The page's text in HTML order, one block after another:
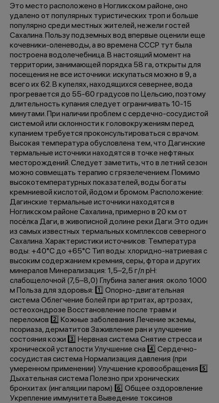
Это место расположено в Ногликском районе, оно
удалено от популярных туристических троп и больше
популярно среди местных жителей, нежели гостей
Сахалина. Пользу подземных вод впервые оценили еще
кочевники-оленеводы, а во времена СССР тут была
построена водолечебница. В настоящий момент на
территории, занимающей порядка 58 га, открыты для
посещения не все источники: искупаться можно в 9, а
всего их 62. В купелях, находящихся севернее, вода
прогревается до 55-60 градусов по Цельсию, поэтому
длительность купания следует ограничивать 10-15
минутами. При наличии проблем с сердечно-сосудистой
системой или склонности к головокружениям перед
купанием требуется проконсультироваться с врачом.
Высокая температура обусловлена тем, что Дагинские
термальные источники находятся в точке нефтяных
месторождений. Следует заметить, что в летний сезон
можно совмещать терапию с грязелечением. Помимо
высокотемпературных показателей, воды богаты
кремниевой кислотой, йодом и бромом. Расположение:
Дагинские термальные источники находятся в
Ногликском районе Сахалина, примерно в 20 км от
посёлка Даги, в живописной долине реки Даги. Это один
из самых известных термальных комплексов северного
Сахалина. Характеристики источников: Температура
воды: +40°C до +65°C Тип воды: хлоридно-натриевая с
высоким содержанием кремния, серы, фтора и других
минералов Минерализация: 1,5–2,5 г/л pH:
слабощелочной (7,5–8,0) Глубина залегания: около 1000
м Польза для здоровья: 1️⃣ Опорно-двигательная
система Облегчение болей при артритах, артрозах,
остеохондрозе Восстановление после травм и
переломов 2️⃣ Кожные заболевания Лечение экземы,
псориаза, дерматитов Заживление ран и улучшение
состояния кожи 3️⃣ Нервная система Снятие стресса и
хронической усталости Улучшение сна 4️⃣ Сердечно-
сосудистая система Нормализация давления (при
умеренном применении) Улучшение кровообращения 5️⃣
Дыхательная система Полезно при хронических
бронхитах (ингаляции паром) 6️⃣ Общее оздоровление
Укрепление иммунитета Выведение токсинов